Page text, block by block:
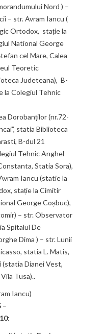
Nord ) –
– str. Avram Iancu (
Ortodox, stație la
National George
cel Mare, Calea
Teoretic
Judeteana), B-
la Colegiul Tehnic
Dorobanților (nr.72-
statia Biblioteca
B-dul 21
Tehnic Anghel
Statia Sora),
Iancu (statie la
stație la Cimitir
George Coșbuc),
– str. Observator
Spitalul De
Dima ) – str. Lunii
statia L. Matis,
(statia Dianei Vest,
Tusa)..
Iancu)
–
: